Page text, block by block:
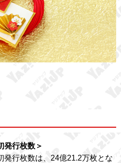
発行枚数＞
発行枚数は、24億21.2万枚とな